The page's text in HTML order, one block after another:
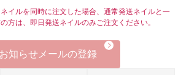
イルを同時に注文した場合、通常発送ネイルと一
方は、即日発送ネイルのみご注文ください。
知らせメールの登録